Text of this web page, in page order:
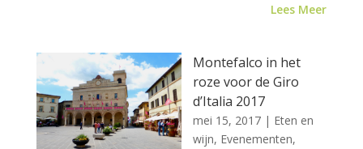
Lees Meer
Montefalco in het
roze voor de Giro
d’Italia 2017
mei 15, 2017 | Eten en
wijn, Evenementen,